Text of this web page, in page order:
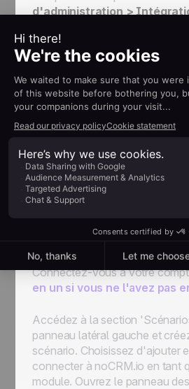
d'administration >
dans le champ contextuel.
Connecter
Connectez-vous à votre
en un si vous ne l'avez pas
Accédez à la section
panneau latéral gauche et
scénario. Choisissez d'ajouter
connecter à noCRM.io en tant
module. Ouvrez le panneau